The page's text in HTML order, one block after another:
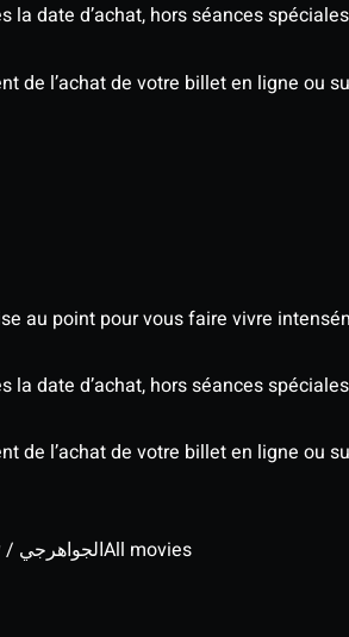
date d’achat, hors séances
de l’achat de votre billet en ligne ou
au point pour vous faire vivre
date d’achat, hors séances
de l’achat de votre billet en ligne ou
El Gawahergy / الجواهرجيAll movies